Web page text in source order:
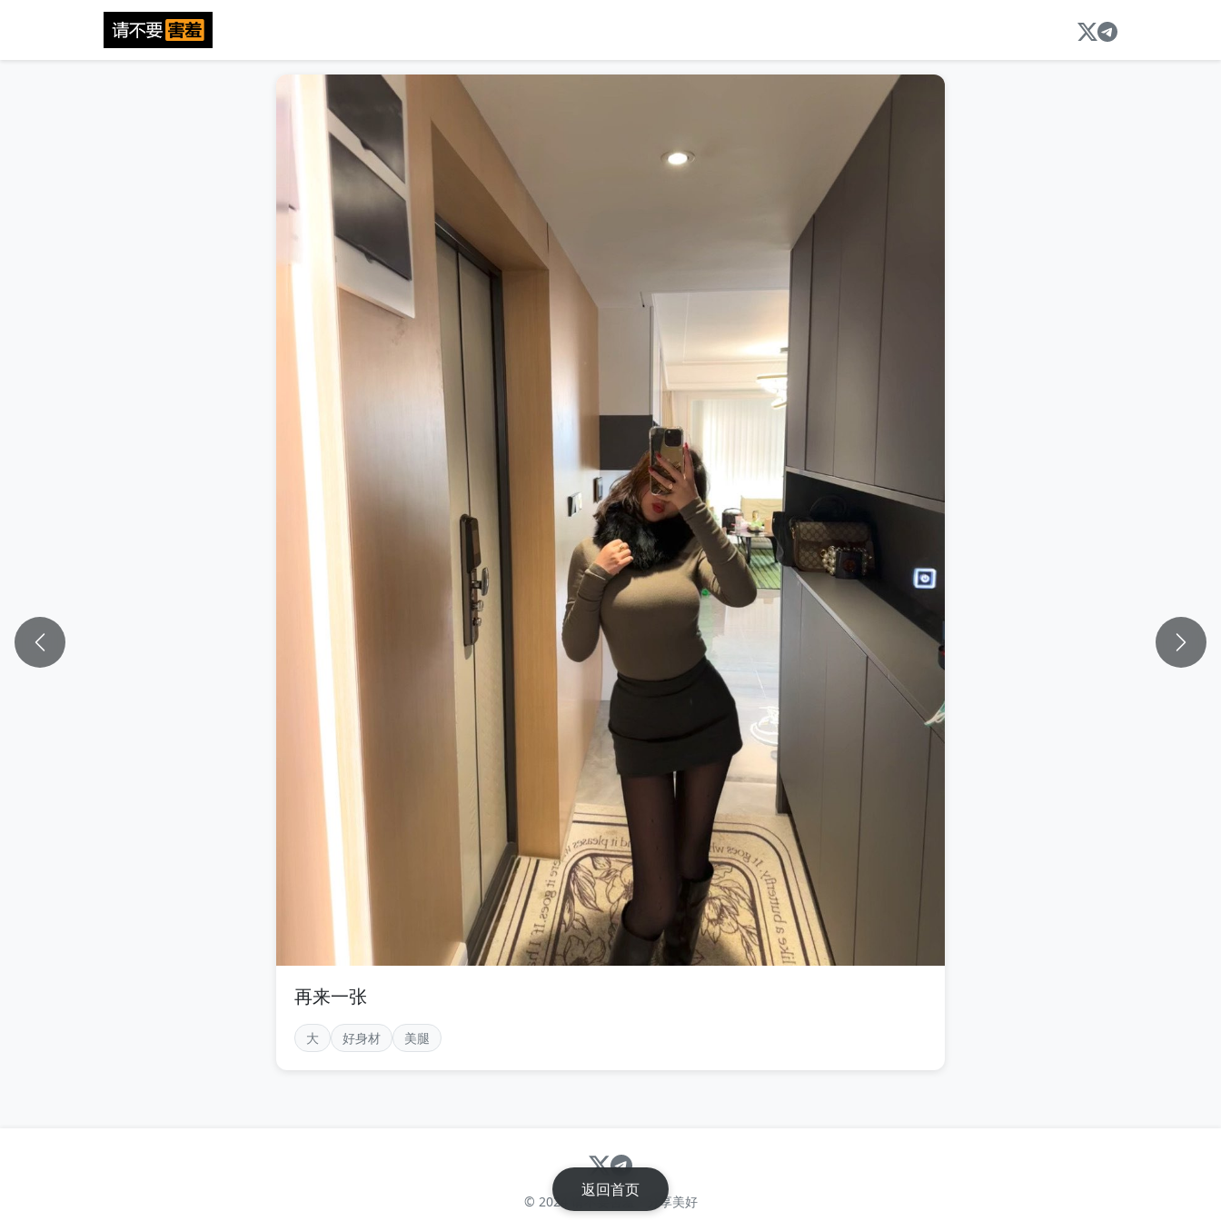
再来一张
大 好身材 美腿
返回首页
© 2024 请不要害羞 - 分享美好